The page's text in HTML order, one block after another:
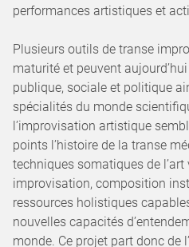
performances artistiques et
Plusieurs outils de transe
maturité et peuvent
publique, sociale et politique
spécialités du monde
l’improvisation artistique
points l’histoire de la transe
techniques somatiques de
improvisation, composition
ressources holistiques
nouvelles capacités
monde. Ce projet part donc de